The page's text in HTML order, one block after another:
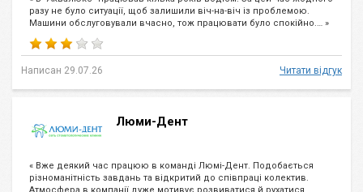
разу не було ситуації, щоб залишили віч-на-віч із проблемою.
Машини обслуговували вчасно, тож працювати було спокійно.… »
Написан 29.07.26 Читати відгук
Люми-Дент
« Вже деякий час працюю в команді Люмі-Дент. Подобається
різноманітність завдань та відкритий до співпраці колектив.